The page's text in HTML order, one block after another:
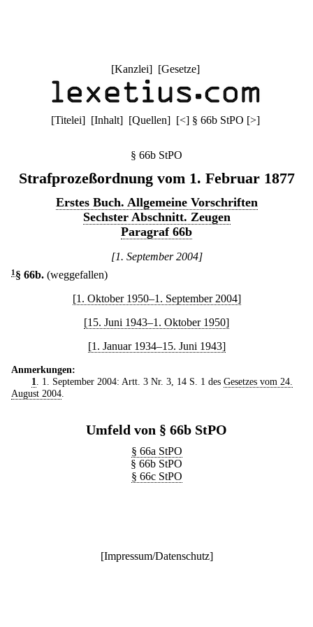
[Kanzlei] [Gesetze]
[Titelei] [Inhalt] [Quellen] [<] § 66b StPO [>]
§ 66b StPO
Strafprozeßordnung vom 1. Februar 1877
Erstes Buch. Allgemeine Vorschriften
Sechster Abschnitt. Zeugen
Paragraf 66b
[1. September 2004]
1 § 66b. (weggefallen)
[1. Oktober 1950–1. September 2004]
[15. Juni 1943–1. Oktober 1950]
[1. Januar 1934–15. Juni 1943]
Anmerkungen:
1
. 1. September 2004: Artt. 3 Nr. 3, 14 S. 1 des Gesetzes vom 24.
August 2004
Umfeld von § 66b StPO
§ 66a StPO
§ 66b StPO
§ 66c StPO
[Impressum/Datenschutz]